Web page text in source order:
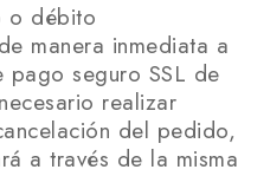
o débito
manera inmediata a
seguro SSL de
realizar
del pedido,
a través de la misma